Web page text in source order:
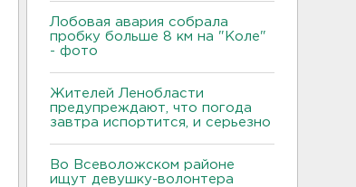
Лобовая авария собрала
пробку больше 8 км на "Коле"
- фото
Жителей Ленобласти
предупреждают, что погода
завтра испортится, и серьезно
Во Всеволожском районе
ищут девушку-волонтера